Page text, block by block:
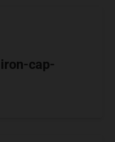
cap-